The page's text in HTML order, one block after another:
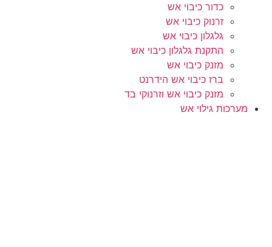
כדור כיבוי אש
זרנוק כיבוי אש
גלגלון כיבוי אש
התקנת גלגלון כיבוי אש
מזנק כיבוי אש
ברז כיבוי אש הידרנט
מזנק כיבוי אש וזרנוקי בד
מערכות גילוי אש